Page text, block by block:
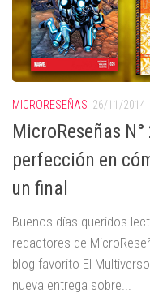
MICRORESEÑAS 26/11/2014
MicroReseñas
perfección en
un final
Buenos días queridos
redactores de
blog favorito El
nueva entrega sobre...